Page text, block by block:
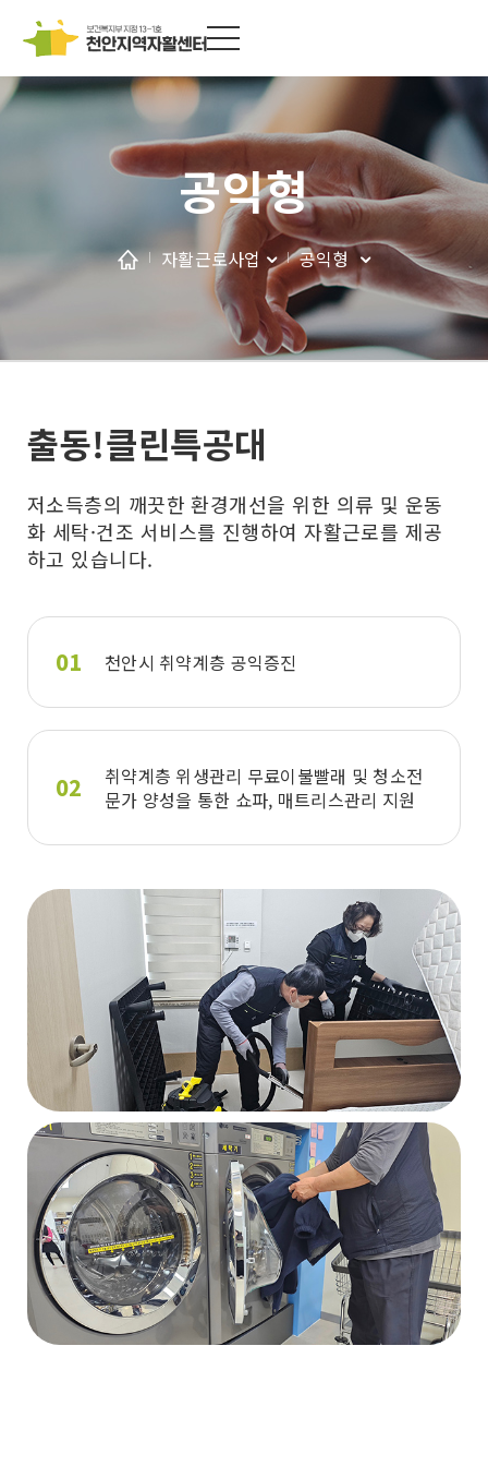
공익형
자활근로사업 공익형
출동!클린특공대
저소득층의 깨끗한 환경개선을 위한 의류 및 운동
화 세탁·건조 서비스를 진행하여 자활근로를 제공
하고 있습니다.
천안시 취약계층 공익증진
취약계층 위생관리 무료이불빨래 및 청소전
문가 양성을 통한 쇼파, 매트리스관리 지원